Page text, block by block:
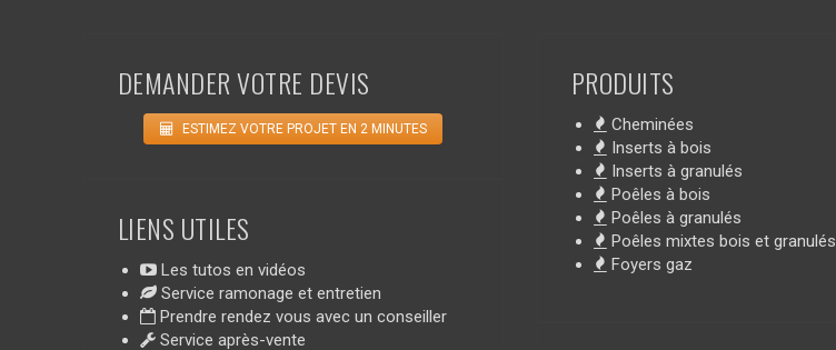
DEMANDER VOTRE DEVIS
ESTIMEZ VOTRE PROJET EN 2 MINUTES
LIENS UTILES
Les tutos en vidéos
Service ramonage et entretien
Prendre rendez vous avec un conseiller
Service après-vente
PRODUITS
Cheminées
Inserts à bois
Inserts à granulés
Poêles à bois
Poêles à granulés
Poêles mixtes bois et granulés
Foyers gaz